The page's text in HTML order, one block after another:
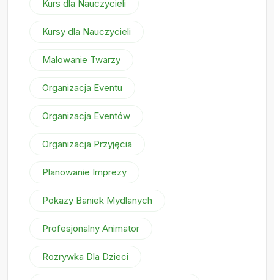
Kurs dla Nauczycieli
Kursy dla Nauczycieli
Malowanie Twarzy
Organizacja Eventu
Organizacja Eventów
Organizacja Przyjęcia
Planowanie Imprezy
Pokazy Baniek Mydlanych
Profesjonalny Animator
Rozrywka Dla Dzieci